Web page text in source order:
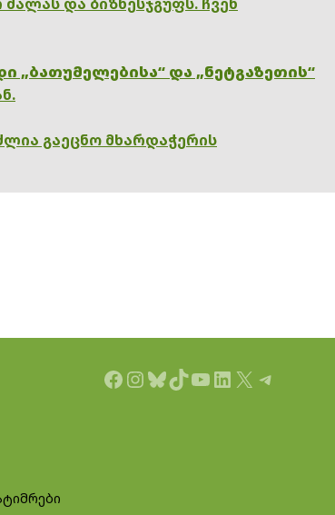
„ბათუმელებისა“ და „ნეტგაზეთის“
გაეცნო მხარდაჭერის
Facebook
Instagram
Bluesky
TikTok
YouTube
LinkedIn
X Telegram